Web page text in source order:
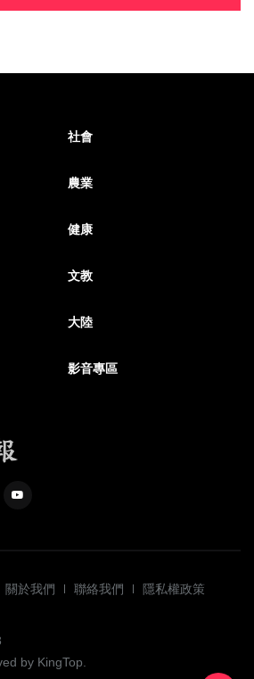
社會
農業
健康
文教
大陸
影音專區
關於我們 聯絡我們
隱私權政策
by KingTop.